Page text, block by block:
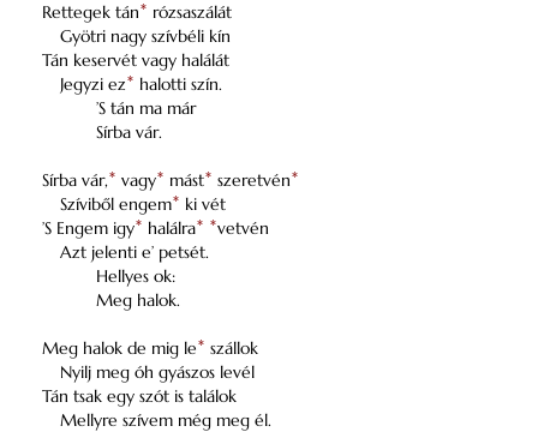
Rettegek tán* rózsaszálát
Gyötri nagy szívbéli kín
Tán keservét vagy halálát
Jegyzi ez* halotti szín.
’S tán ma már
Sírba vár.
Sírba vár,* vagy* mást* szeretvén*
Szíviből engem* ki vét
’S Engem igy* halálra* *vetvén
Azt jelenti e’ petsét.
Hellyes ok:
Meg halok.
Meg halok de mig le* szállok
Nyilj meg óh gyászos levél
Tán tsak egy szót is találok
Mellyre szívem még meg él.